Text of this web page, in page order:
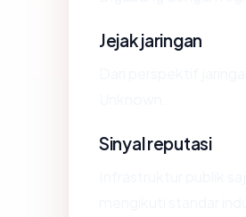
Jejak jaringan
Sinyal reputasi